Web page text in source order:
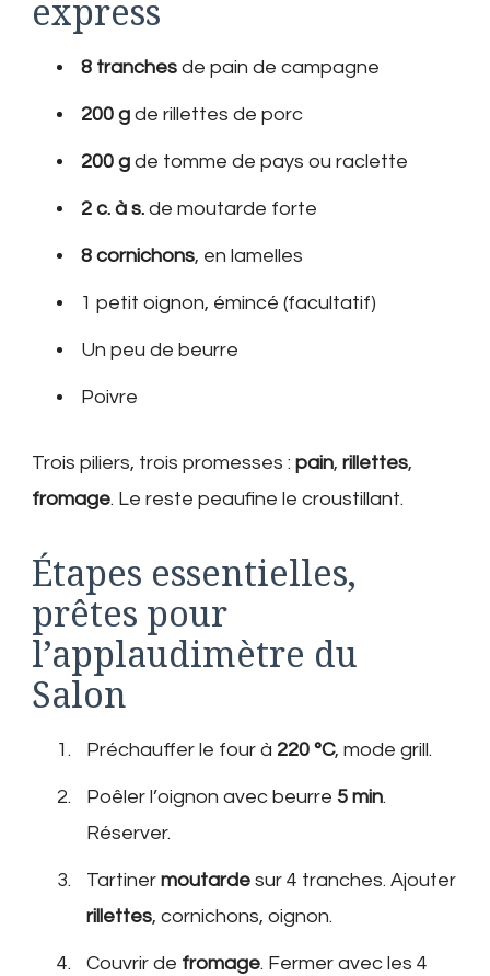
express
8 tranches de pain de campagne
200 g de rillettes de porc
200 g de tomme de pays ou raclette
2 c. à s. de moutarde forte
8 cornichons, en lamelles
1 petit oignon, émincé (facultatif)
Un peu de beurre
Poivre
Trois piliers, trois promesses : pain, rillettes,
fromage. Le reste peaufine le croustillant.
Étapes essentielles,
prêtes pour
l’applaudimètre du
Salon
Préchauffer le four à 220 °C, mode grill.
Poêler l’oignon avec beurre 5 min.
Réserver.
Tartiner moutarde sur 4 tranches. Ajouter
rillettes, cornichons, oignon.
Couvrir de fromage. Fermer avec les 4